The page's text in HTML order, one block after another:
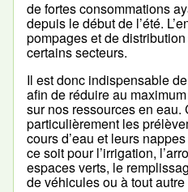
de fortes consommations
depuis le début de l’été.
pompages et de
certains secteurs.
Il est donc indispensable
afin de réduire au
sur nos ressources en
particulièrement les
cours d’eau et leurs
ce soit pour l’irrigation,
espaces verts, le
de véhicules ou à tout